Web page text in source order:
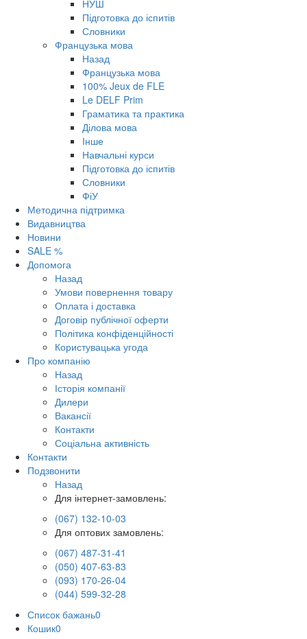
НУШ
Підготовка до іспитів
Словники
Французька мова
Назад
Французька мова
100% Jeux de FLE
Le DELF Prim
Граматика та практика
Ділова мова
Інше
Навчальні курси
Підготовка до іспитів
Словники
ФіУ
Методична підтримка
Видавництва
Новини
SALE %
Допомога
Назад
Умови повернення товару
Оплата і доставка
Договір публічної оферти
Політика конфіденційності
Користувацька угода
Про компанію
Назад
Історія компанії
Дилери
Вакансії
Контакти
Соціальна активність
Контакти
Подзвонити
Назад
Для інтернет-замовлень:
(067) 132-10-03
Для оптових замовлень:
(067) 487-31-41
(050) 407-63-83
(093) 170-26-04
(044) 599-32-28
Список бажань0
Кошик0